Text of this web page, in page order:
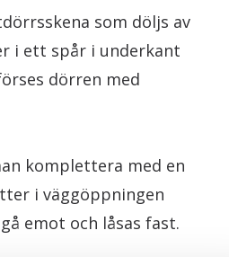
som döljs av
i ett spår i underkant
dörren med
komplettera med en
i väggöppningen
emot och låsas fast.